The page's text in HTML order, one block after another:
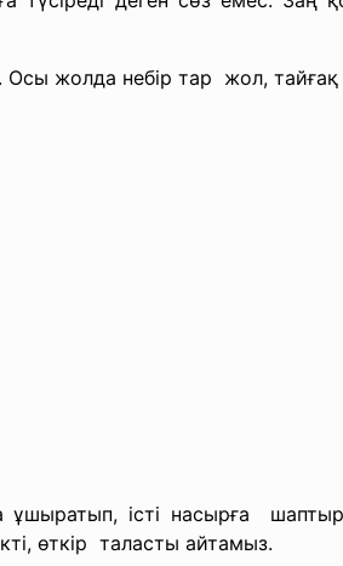
жолда небір тар жол, тайғақ
істі насырға
өткір таласты айтамыз.